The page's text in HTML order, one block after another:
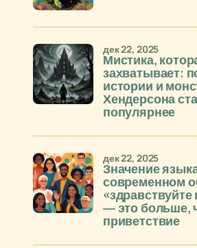
Мистика,
захватывает:
истории и
Хендерсона
популярнее
дек 22, 2025
Значение
современном
— это больше,
приветствие
дек 22, 2025